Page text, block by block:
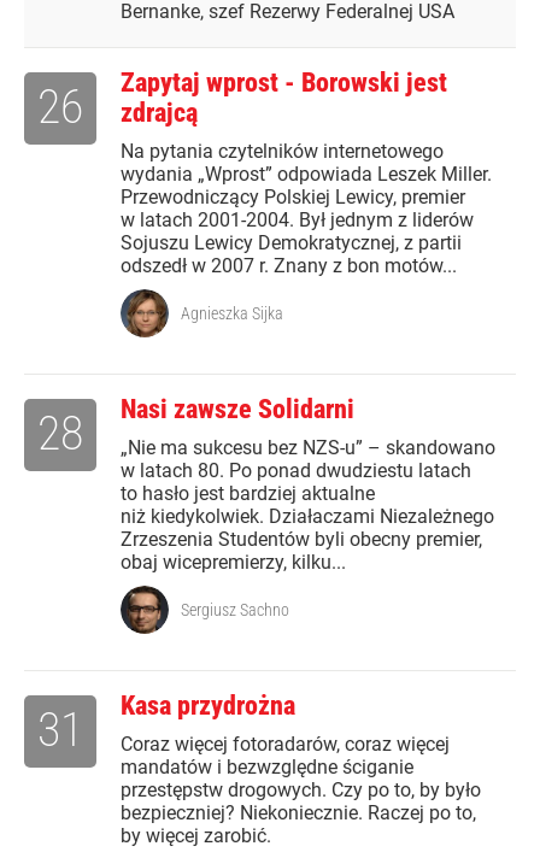
Bernanke, szef Rezerwy Federalnej USA
Zapytaj wprost - Borowski jest
zdrajcą
Na pytania czytelników internetowego
wydania „Wprost” odpowiada Leszek Miller.
Przewodniczący Polskiej Lewicy, premier
w latach 2001-2004. Był jednym z liderów
Sojuszu Lewicy Demokratycznej, z partii
odszedł w 2007 r. Znany z bon motów...
26
Agnieszka Sijka
Nasi zawsze Solidarni
„Nie ma sukcesu bez NZS-u” – skandowano
w latach 80. Po ponad dwudziestu latach
to hasło jest bardziej aktualne
niż kiedykolwiek. Działaczami Niezależnego
Zrzeszenia Studentów byli obecny premier,
obaj wicepremierzy, kilku...
28
Sergiusz Sachno
Kasa przydrożna
Coraz więcej fotoradarów, coraz więcej
mandatów i bezwzględne ściganie
przestępstw drogowych. Czy po to, by było
bezpieczniej? Niekoniecznie. Raczej po to,
by więcej zarobić.
31